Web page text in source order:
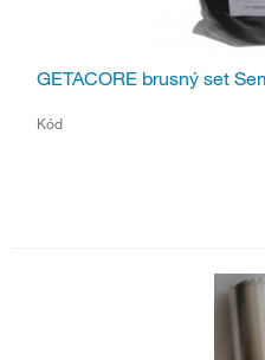
GETACORE brusný set
Kód